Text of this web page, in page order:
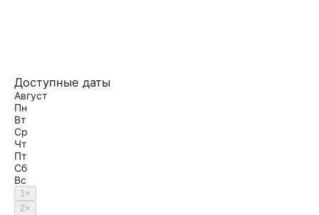
Доступные даты
Август
Пн
Вт
Ср
Чт
Пт
Сб
Вс
1×
2×